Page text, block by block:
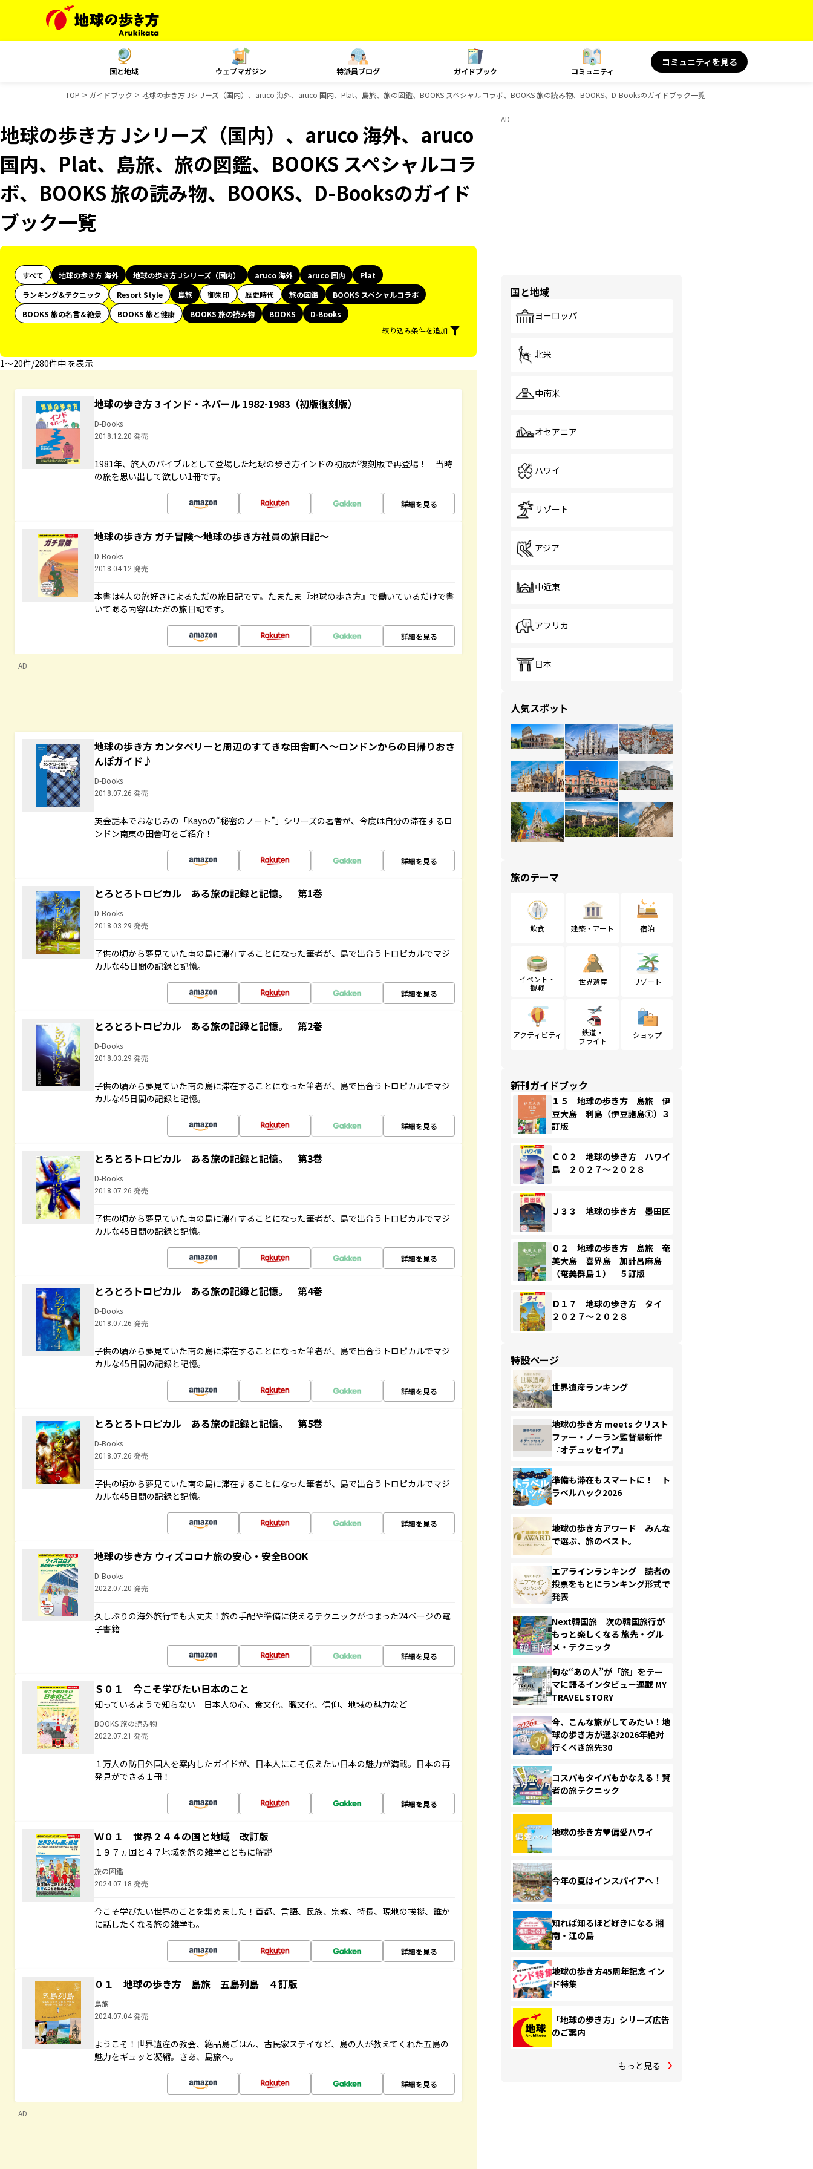
国と地域 ウェブマガジン 特派員ブログ ガイドブック コミュニティ
コミュニティを見る
TOP ガイドブック 地球の歩き方 Jシリーズ（国内）、aruco 海外、aruco 国内、Plat、島旅、旅の図鑑、BOOKS スペシャルコラボ、BOOKS 旅の読み物、BOOKS、D-Booksのガイドブック一覧
地球の歩き方 Jシリーズ（国内）、aruco 海外、aruco
国内、Plat、島旅、旅の図鑑、BOOKS スペシャルコラ
ボ、BOOKS 旅の読み物、BOOKS、D-Booksのガイド
ブック一覧
すべて 地球の歩き方 海外 地球の歩き方 Jシリーズ（国内） aruco 海外 aruco 国内
Plat
ランキング&テクニック
Resort Style 島旅 御朱印 歴史時代 旅の図鑑
BOOKS スペシャルコラボ
BOOKS 旅の名言＆絶景
BOOKS 旅と健康 BOOKS 旅の読み物 BOOKS
D-Books
絞り込み条件を追加
1〜20件/280件中 を表示
地球の歩き方 3 インド・ネパール 1982-1983（初版復刻版）
D-Books
2018.12.20 発売
1981年、旅人のバイブルとして登場した地球の歩き方インドの初版が復刻版で再登場！ 当時
の旅を思い出して欲しい1冊です。
詳細を見る
地球の歩き方 ガチ冒険～地球の歩き方社員の旅日記～
D-Books
2018.04.12 発売
本書は4人の旅好きによるただの旅日記です。たまたま『地球の歩き方』で働いているだけで書
いてある内容はただの旅日記です。
詳細を見る
AD
地球の歩き方 カンタベリーと周辺のすてきな田舎町へ～ロンドンからの日帰りおさ
んぽガイド♪
D-Books
2018.07.26 発売
英会話本でおなじみの「Kayoの“秘密のノート”」シリーズの著者が、今度は自分の滞在するロ
ンドン南東の田舎町をご紹介！
詳細を見る
とろとろトロピカル ある旅の記録と記憶。 第1巻
D-Books
2018.03.29 発売
子供の頃から夢見ていた南の島に滞在することになった筆者が、島で出合うトロピカルでマジ
カルな45日間の記録と記憶。
詳細を見る
とろとろトロピカル ある旅の記録と記憶。 第2巻
D-Books
2018.03.29 発売
子供の頃から夢見ていた南の島に滞在することになった筆者が、島で出合うトロピカルでマジ
カルな45日間の記録と記憶。
詳細を見る
とろとろトロピカル ある旅の記録と記憶。 第3巻
D-Books
2018.07.26 発売
子供の頃から夢見ていた南の島に滞在することになった筆者が、島で出合うトロピカルでマジ
カルな45日間の記録と記憶。
詳細を見る
とろとろトロピカル ある旅の記録と記憶。 第4巻
D-Books
2018.07.26 発売
子供の頃から夢見ていた南の島に滞在することになった筆者が、島で出合うトロピカルでマジ
カルな45日間の記録と記憶。
詳細を見る
とろとろトロピカル ある旅の記録と記憶。 第5巻
D-Books
2018.07.26 発売
子供の頃から夢見ていた南の島に滞在することになった筆者が、島で出合うトロピカルでマジ
カルな45日間の記録と記憶。
詳細を見る
地球の歩き方 ウィズコロナ旅の安心・安全BOOK
D-Books
2022.07.20 発売
久しぶりの海外旅行でも大丈夫！旅の手配や準備に使えるテクニックがつまった24ページの電
子書籍
詳細を見る
Ｓ０１ 今こそ学びたい日本のこと
知っているようで知らない 日本人の心、食文化、職文化、信仰、地域の魅力など
BOOKS 旅の読み物
2022.07.21 発売
１万人の訪日外国人を案内したガイドが、日本人にこそ伝えたい日本の魅力が満載。日本の再
発見ができる１冊！
詳細を見る
Ｗ０１ 世界２４４の国と地域 改訂版
１９７ヵ国と４７地域を旅の雑学とともに解説
旅の図鑑
2024.07.18 発売
今こそ学びたい世界のことを集めました！首都、言語、民族、宗教、特長、現地の挨拶、誰か
に話したくなる旅の雑学も。
詳細を見る
０１ 地球の歩き方 島旅 五島列島 ４訂版
島旅
2024.07.04 発売
ようこそ！世界遺産の教会、絶品島ごはん、古民家ステイなど、島の人が教えてくれた五島の
魅力をギュッと凝縮。さあ、島旅へ。
詳細を見る
AD
AD
国と地域
ヨーロッパ
北米
中南米
オセアニア
ハワイ
リゾート
アジア
中近東
アフリカ
日本
人気スポット
旅のテーマ
飲食 建築・アート 宿泊
イベント・
観戦
世界遺産 リゾート
アクティビティ
鉄道・
フライト
ショップ
新刊ガイドブック
１５ 地球の歩き方 島旅 伊
豆大島 利島（伊豆諸島①）３
訂版
Ｃ０２ 地球の歩き方 ハワイ
島 ２０２７～２０２８
Ｊ３３ 地球の歩き方 墨田区
０２ 地球の歩き方 島旅 奄
美大島 喜界島 加計呂麻島
（奄美群島１） ５訂版
Ｄ１７ 地球の歩き方 タイ
２０２７～２０２８
特設ページ
世界遺産ランキング
地球の歩き方 meets クリスト
ファー・ノーラン監督最新作
『オデュッセイア』
準備も滞在もスマートに！ ト
ラベルハック2026
地球の歩き方アワード みんな
で選ぶ、旅のベスト。
エアラインランキング 読者の
投票をもとにランキング形式で
発表
Next韓国旅 次の韓国旅行が
もっと楽しくなる 旅先・グル
メ・テクニック
旬な“あの人”が「旅」をテー
マに語るインタビュー連載 MY
TRAVEL STORY
今、こんな旅がしてみたい！地
球の歩き方が選ぶ2026年絶対
行くべき旅先30
コスパもタイパもかなえる！賢
者の旅テクニック
地球の歩き方♥偏愛ハワイ
今年の夏はインスパイアへ！
知れば知るほど好きになる 湘
南・江の島
地球の歩き方45周年記念 イン
ド特集
「地球の歩き方」シリーズ広告
のご案内
もっと見る